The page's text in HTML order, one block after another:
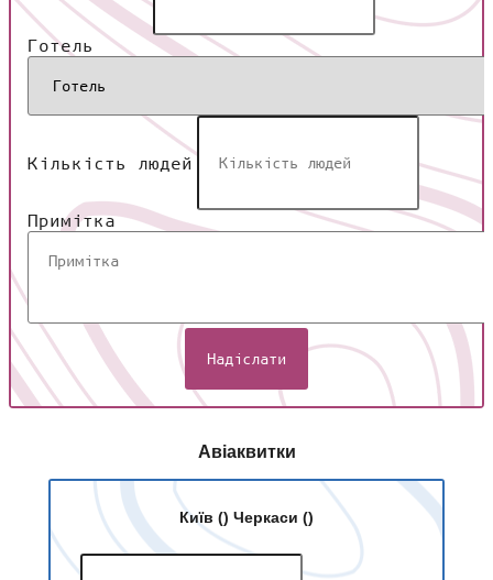
Готель
Кількість людей
Примітка
Надіслати
Авіаквитки
Київ () Черкаси ()